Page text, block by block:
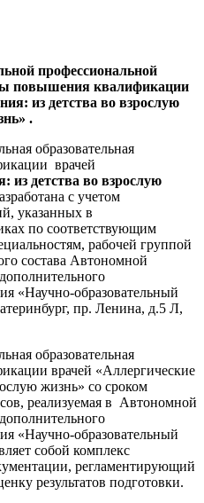
профессиональной
повышения квалификации
из детства во взрослую
.
образовательная
врачей
из детства во взрослую
с учетом
указанных в
по соответствующим
рабочей группой
состава Автономной
«Научно-образовательный
пр. Ленина, д.5 Л,
образовательная
врачей «Аллергические
жизнь» со сроком
реализуемая в Автономной
«Научно-образовательный
собой комплекс
регламентирующий
результатов подготовки.